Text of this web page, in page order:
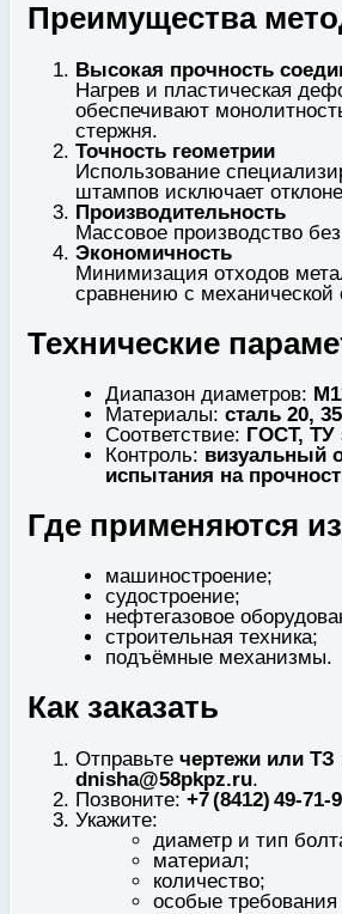
Преимущества
Высокая прочность
Нагрев и пластическая
обеспечивают
стержня.
Точность геометрии
Использование
штампов исключает
Производительность
Массовое производство
Экономичность
Минимизация отходов
сравнению с механической
Технические
Диапазон диаметров:
Материалы: сталь 20,
Соответствие: ГОСТ, ТУ
Контроль: визуальный
испытания на
Где применяются
машиностроение;
судостроение;
нефтегазовое
строительная техника;
подъёмные механизмы.
Как заказать
Отправьте чертежи или ТЗ
dnisha@58pkpz.ru.
Позвоните: +7 (8412)
Укажите:
диаметр и тип
материал;
количество;
особые